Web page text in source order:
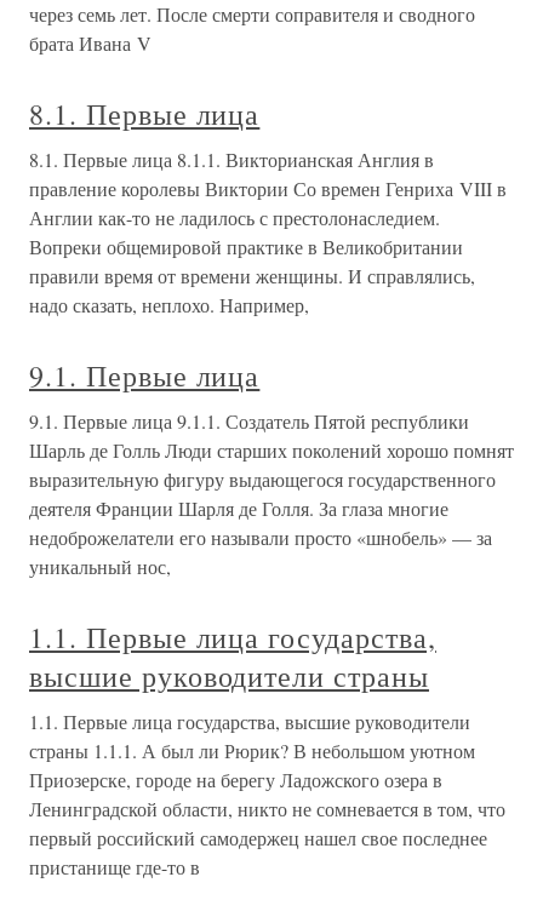
через семь лет. После смерти соправителя и сводного
брата Ивана V
8.1. Первые лица
8.1. Первые лица 8.1.1. Викторианская Англия в
правление королевы Виктории Со времен Генриха VIII в
Англии как-то не ладилось с престолонаследием.
Вопреки общемировой практике в Великобритании
правили время от времени женщины. И справлялись,
надо сказать, неплохо. Например,
9.1. Первые лица
9.1. Первые лица 9.1.1. Создатель Пятой республики
Шарль де Голль Люди старших поколений хорошо помнят
выразительную фигуру выдающегося государственного
деятеля Франции Шарля де Голля. За глаза многие
недоброжелатели его называли просто «шнобель» — за
уникальный нос,
1.1. Первые лица государства,
высшие руководители страны
1.1. Первые лица государства, высшие руководители
страны 1.1.1. А был ли Рюрик? В небольшом уютном
Приозерске, городе на берегу Ладожского озера в
Ленинградской области, никто не сомневается в том, что
первый российский самодержец нашел свое последнее
пристанище где-то в